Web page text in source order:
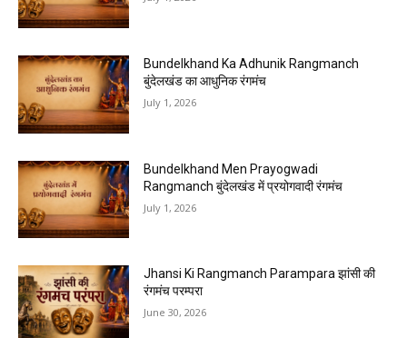
Bundelkhand Ka Adhunik Rangmanch
बुंदेलखंड का आधुनिक रंगमंच
July 1, 2026
Bundelkhand Men Prayogwadi
Rangmanch बुंदेलखंड में प्रयोगवादी रंगमंच
July 1, 2026
Jhansi Ki Rangmanch Parampara झांसी की
रंगमंच परम्परा
June 30, 2026